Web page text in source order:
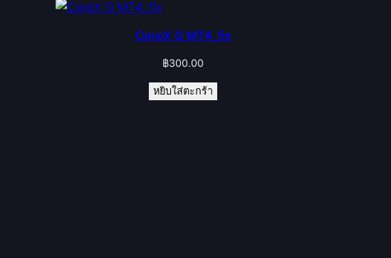
CoreX G MT4_fix
฿300.00
หยิบใส่ตะกร้า